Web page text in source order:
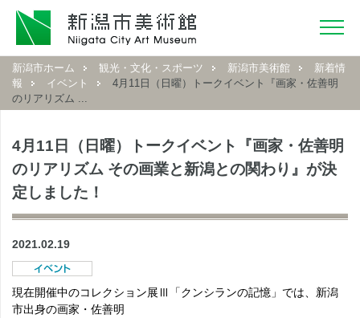
新潟市ホーム 観光・文化・スポーツ 新潟市美術館
新着情
報
イベント
4月11日（日曜）トークイベント『画家・佐善明
のリアリズム ...
4月11日（日曜）トークイベント『画家・佐善明
のリアリズム その画業と新潟との関わり』が決
定しました！
2021.02.19
現在開催中のコレクション展Ⅲ「クンシランの記憶」では、新潟
市出身の画家・佐善明